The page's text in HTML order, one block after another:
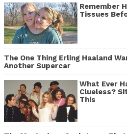
Remember
Tissues
The One Thing Erling Haaland
Another Supercar
What Ever
Clueless?
This